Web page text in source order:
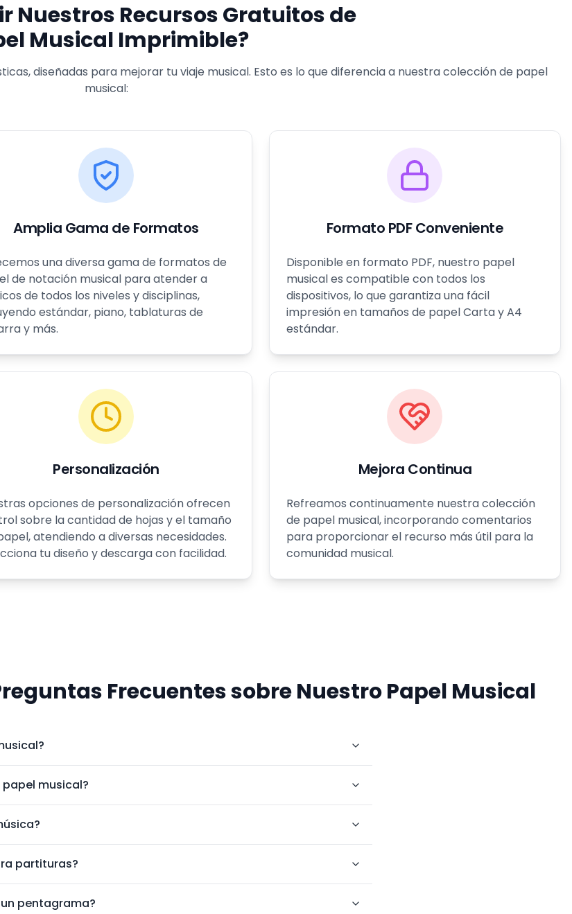
Nuestros Recursos Gratuitos de
Musical Imprimible?
diseñadas para mejorar tu viaje musical. Esto es lo que diferencia a nuestra colección de papel
musical:
Amplia Gama de Formatos
una diversa gama de formatos de
de notación musical para atender a
de todos los niveles y disciplinas,
estándar, piano, tablaturas de
y más.
Formato PDF Conveniente
Disponible en formato PDF, nuestro papel
musical es compatible con todos los
dispositivos, lo que garantiza una fácil
impresión en tamaños de papel Carta y A4
estándar.
Personalización
opciones de personalización ofrecen
sobre la cantidad de hojas y el tamaño
atendiendo a diversas necesidades.
tu diseño y descarga con facilidad.
Mejora Continua
Refreamos continuamente nuestra colección
de papel musical, incorporando comentarios
para proporcionar el recurso más útil para la
comunidad musical.
Frecuentes sobre Nuestro Papel Musical
musical?
partituras?
pentagrama?